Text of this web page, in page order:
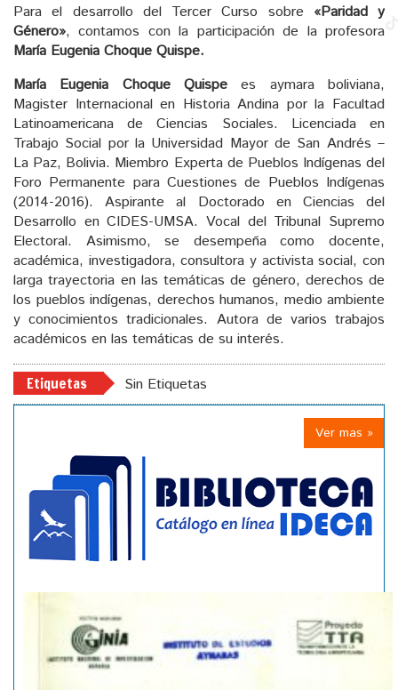
Para el desarrollo del Tercer Curso sobre «Paridad y
Género», contamos con la participación de la profesora
María Eugenia Choque Quispe.
María Eugenia Choque Quispe es aymara boliviana,
Magister Internacional en Historia Andina por la Facultad
Latinoamericana de Ciencias Sociales. Licenciada en
Trabajo Social por la Universidad Mayor de San Andrés –
La Paz, Bolivia. Miembro Experta de Pueblos Indígenas del
Foro Permanente para Cuestiones de Pueblos Indígenas
(2014-2016). Aspirante al Doctorado en Ciencias del
Desarrollo en CIDES-UMSA. Vocal del Tribunal Supremo
Electoral. Asimismo, se desempeña como docente,
académica, investigadora, consultora y activista social, con
larga trayectoria en las temáticas de género, derechos de
los pueblos indígenas, derechos humanos, medio ambiente
y conocimientos tradicionales. Autora de varios trabajos
académicos en las temáticas de su interés.
Etiquetas Sin Etiquetas
Ver mas »